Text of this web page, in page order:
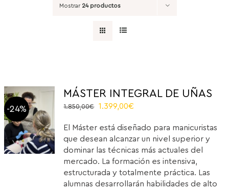
Mostrar 24 productos
-24%
MÁSTER INTEGRAL DE UÑAS
1.850,00€
El
original
era:
1.850,00€.
1.399,00€
actual
es:
1.399,00€.
El Máster está diseñado para manicuristas
que desean alcanzar un nivel superior y
dominar las técnicas más actuales del
mercado. La formación es intensiva,
estructurada y totalmente práctica. Las
alumnas desarrollarán habilidades de alto